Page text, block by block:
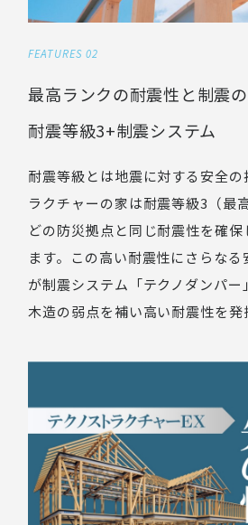
FEATURES 02
最高ランクの耐震性と制震
耐震等級3+制震システム
耐震等級とは地震に対する安全の
ラクチャーの家は耐震等級3（最
どの防災拠点と同じ耐震性を確
ます。この高い耐震性にさらな
が制震システム「テクノダンパ
木造の弱点を補い高い耐震性を発